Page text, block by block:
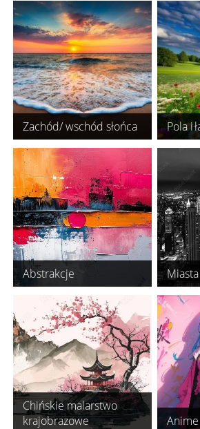
Zachód/ wschód słońca Pola i
Abstrakcje
Chińskie malarstwo
krajobrazowe
Anime